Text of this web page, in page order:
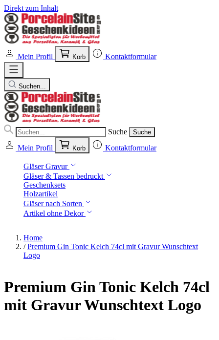
Direkt zum Inhalt
Mein Profil Korb Kontaktformular
Suchen...
Suche Suche
Mein Profil Korb Kontaktformular
Gläser Gravur
Gläser & Tassen bedruckt
Geschenksets
Holzartikel
Gläser nach Sorten
Artikel ohne Dekor
Home
/ Premium Gin Tonic Kelch 74cl mit Gravur Wunschtext
Logo
Premium Gin Tonic Kelch 74cl
mit Gravur Wunschtext Logo